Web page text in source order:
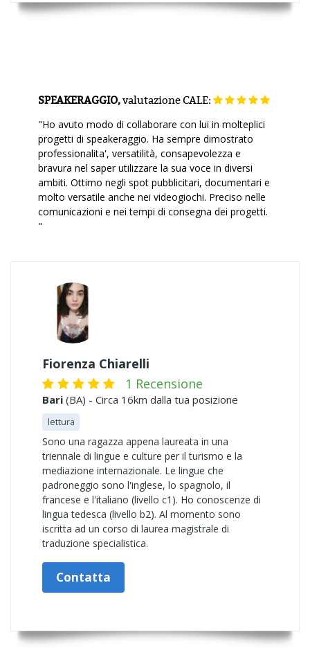
SPEAKERAGGIO,valutazioneCALE:
"Ho avuto modo di collaborare con lui in molteplici
progetti di speakeraggio. Ha sempre dimostrato
professionalita', versatilità, consapevolezza e
bravura nel saper utilizzare la sua voce in diversi
ambiti. Ottimo negli spot pubblicitari, documentari e
molto versatile anche nei videogiochi. Preciso nelle
comunicazioni e nei tempi di consegna dei progetti.
"
Fiorenza Chiarelli
1 Recensione
Bari (BA) - Circa 16km dalla tua posizione
lettura
Sono una ragazza appena laureata in una
triennale di lingue e culture per il turismo e la
mediazione internazionale. Le lingue che
padroneggio sono l'inglese, lo spagnolo, il
francese e l'italiano (livello c1). Ho conoscenze di
lingua tedesca (livello b2). Al momento sono
iscritta ad un corso di laurea magistrale di
traduzione specialistica.
Contatta